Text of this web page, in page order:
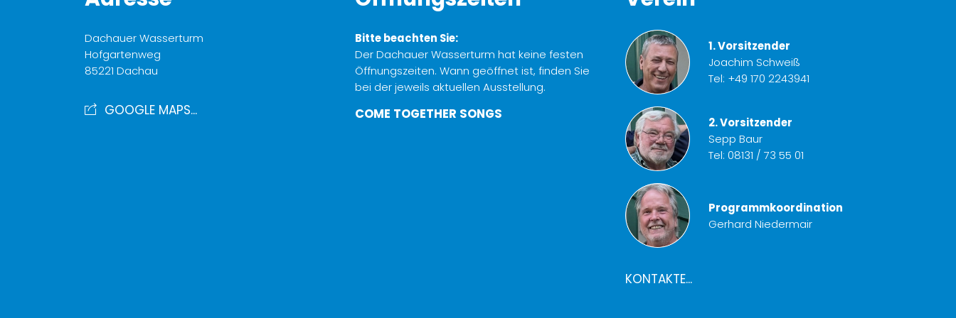
Dachauer Wasserturm
Hofgartenweg
85221 Dachau
GOOGLE MAPS...
Bitte beachten Sie:
Der Dachauer Wasserturm hat keine festen
Öffnungszeiten. Wann geöffnet ist, finden Sie
bei der jeweils aktuellen Ausstellung.
COME TOGETHER SONGS
1. Vorsitzender
Joachim Schweiß
Tel: +49 170 2243941
2. Vorsitzender
Sepp Baur
Tel: 08131 / 73 55 01
Programmkoordination
Gerhard Niedermair
KONTAKTE...